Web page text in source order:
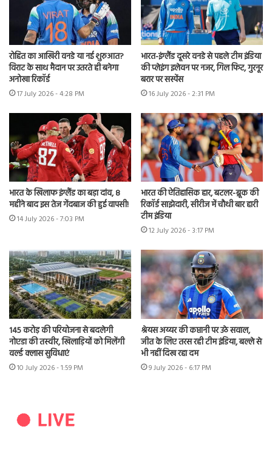
रोहित का आखिरी वनडे या नई शुरुआत?
विराट के साथ मैदान पर उतरते ही बनेगा
अनोखा रिकॉर्ड
17 July 2026 - 4:28 PM
भारत-इंग्लैंड दूसरे वनडे से पहले टीम इंडिया
की प्लेइंग इलेवन पर नजर, गिल फिट, गुरनूर
बरार पर सस्पेंस
16 July 2026 - 2:31 PM
भारत के खिलाफ इंग्लैंड का बड़ा दांव, 8
महीने बाद इस तेज गेंदबाज की हुई वापसी!
14 July 2026 - 7:03 PM
भारत की ऐतिहासिक हार, बटलर-ब्रूक की
रिकॉर्ड साझेदारी, सीरीज में चौथी बार हारी
टीम इंडिया
12 July 2026 - 3:17 PM
145 करोड़ की परियोजना से बदलेगी
नोएडा की तस्वीर, खिलाड़ियों को मिलेंगी
वर्ल्ड क्लास सुविधाएं
10 July 2026 - 1:59 PM
श्रेयस अय्यर की कप्तानी पर उठे सवाल,
जीत के लिए तरस रही टीम इंडिया, बल्ले से
भी नहीं दिख रहा दम
9 July 2026 - 6:17 PM